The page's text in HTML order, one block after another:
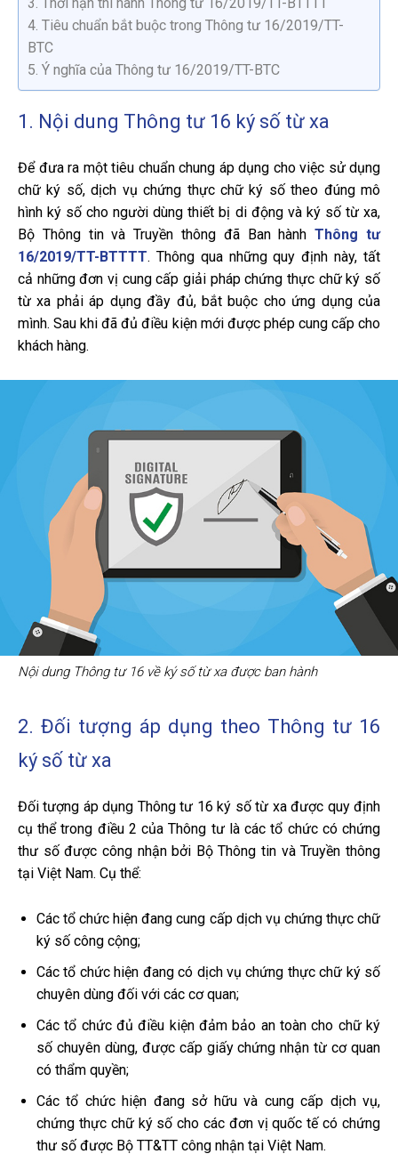
4. Tiêu chuẩn bắt buộc trong Thông tư 16/2019/TT-
BTC
5. Ý nghĩa của Thông tư 16/2019/TT-BTC
1. Nội dung Thông tư 16 ký số từ xa
Để đưa ra một tiêu chuẩn chung áp dụng cho việc sử dụng
chữ ký số, dịch vụ chứng thực chữ ký số theo đúng mô
hình ký số cho người dùng thiết bị di động và ký số từ xa,
Bộ Thông tin và Truyền thông đã Ban hànhThông tư
16/2019/TT-BTTTT. Thông qua những quy định này, tất
cả những đơn vị cung cấp giải pháp chứng thực chữ ký số
từ xa phải áp dụng đầy đủ, bắt buộc cho ứng dụng của
mình. Sau khi đã đủ điều kiện mới được phép cung cấp cho
khách hàng.
Nội dung Thông tư 16 về ký số từ xa được ban hành
2. Đối tượng áp dụng theo Thông tư 16
ký số từ xa
Đối tượng áp dụng Thông tư 16 ký số từ xa được quy định
cụ thể trong điều 2 của Thông tư là các tổ chức có chứng
thư số được công nhận bởi Bộ Thông tin và Truyền thông
tại Việt Nam. Cụ thể:
Các tổ chức hiện đang cung cấp dịch vụ chứng thực chữ
ký số công cộng;
Các tổ chức hiện đang có dịch vụ chứng thực chữ ký số
chuyên dùng đối với các cơ quan;
Các tổ chức đủ điều kiện đảm bảo an toàn cho chữ ký
số chuyên dùng, được cấp giấy chứng nhận từ cơ quan
có thẩm quyền;
Các tổ chức hiện đang sở hữu và cung cấp dịch vụ,
chứng thực chữ ký số cho các đơn vị quốc tế có chứng
thư số được Bộ TT&TT công nhận tại Việt Nam.